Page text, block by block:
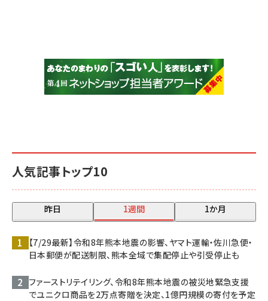
人気記事トップ10
昨日 1週間 1か月
【7/29最新】令和8年熊本地震の影響、ヤマト運輸・佐川急便・
日本郵便が配送制限、熊本全域で集配停止や引受停止も
ファーストリテイリング、令和8年熊本地震の被災地緊急支援
でユニクロ商品を2万点寄贈を決定、1億円規模の寄付を予定